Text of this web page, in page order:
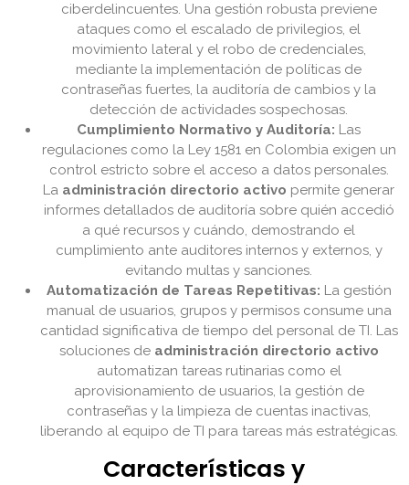
ciberdelincuentes. Una gestión robusta previene
ataques como el escalado de privilegios, el
movimiento lateral y el robo de credenciales,
mediante la implementación de políticas de
contraseñas fuertes, la auditoría de cambios y la
detección de actividades sospechosas.
Cumplimiento Normativo y Auditoría: Las
regulaciones como la Ley 1581 en Colombia exigen un
control estricto sobre el acceso a datos personales.
La administración directorio activo permite generar
informes detallados de auditoría sobre quién accedió
a qué recursos y cuándo, demostrando el
cumplimiento ante auditores internos y externos, y
evitando multas y sanciones.
Automatización de Tareas Repetitivas: La gestión
manual de usuarios, grupos y permisos consume una
cantidad significativa de tiempo del personal de TI. Las
soluciones de administración directorio activo
automatizan tareas rutinarias como el
aprovisionamiento de usuarios, la gestión de
contraseñas y la limpieza de cuentas inactivas,
liberando al equipo de TI para tareas más estratégicas.
Características y